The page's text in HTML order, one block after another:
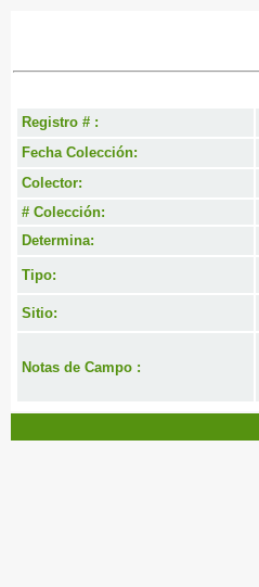
Registro # :
Fecha Colección:
Colector:
# Colección:
Determina:
Tipo:
Sitio:
Notas de Campo :